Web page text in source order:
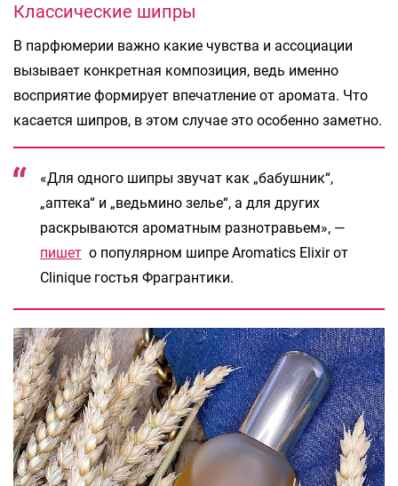
Классические шипры
В парфюмерии важно какие чувства и ассоциации
вызывает конкретная композиция, ведь именно
восприятие формирует впечатление от аромата. Что
касается шипров, в этом случае это особенно заметно.
«Для одного шипры звучат как „бабушник“,
„аптека“ и „ведьмино зелье“, а для других
раскрываются ароматным разнотравьем», —
пишет о популярном шипре Aromatics Elixir от
Clinique гостья Фрагрантики.